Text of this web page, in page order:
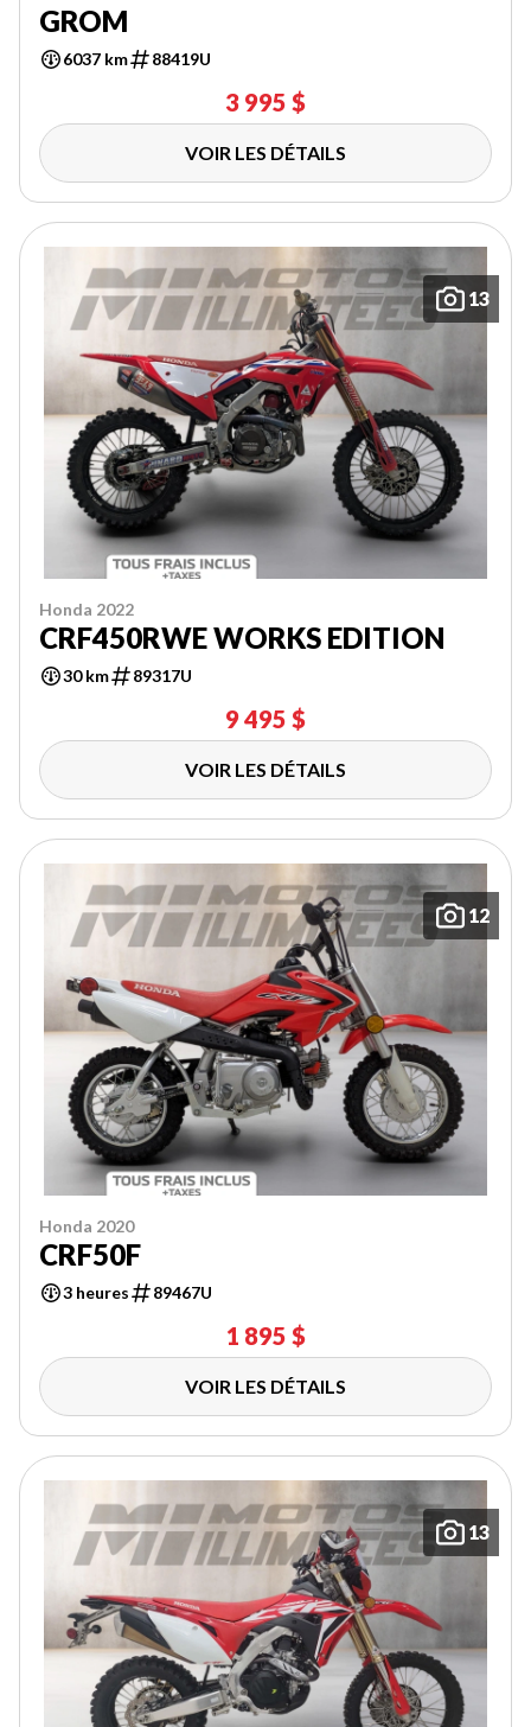
GROM
6037 km 88419U
3 995 $
VOIR LES DÉTAILS
13
Honda 2022
CRF450RWE WORKS EDITION
30 km 89317U
9 495 $
VOIR LES DÉTAILS
12
Honda 2020
CRF50F
3 heures 89467U
1 895 $
VOIR LES DÉTAILS
13